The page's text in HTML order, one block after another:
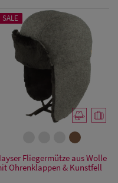
SALE
Fliegermütze aus Wolle
Ohrenklappen & Kunstfell